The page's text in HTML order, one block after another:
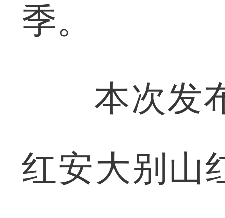
季。
本次发布
红安大别山